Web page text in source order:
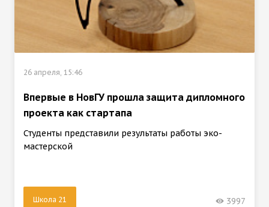
26 апреля, 15:46
Впервые в НовГУ прошла защита дипломного
проекта как стартапа
Студенты представили результаты работы эко-
мастерской
Школа 21 3997